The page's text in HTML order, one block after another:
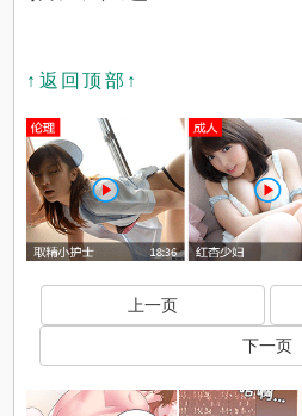
↑返回顶部↑
上一页
下一页